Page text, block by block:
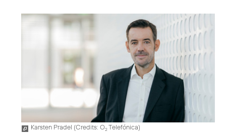
Karsten Pradel (Credits: O2Telefónica)